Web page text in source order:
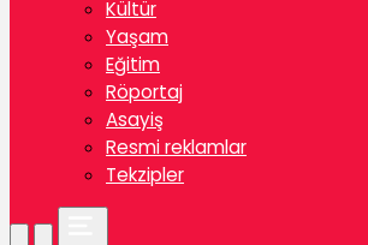
Kültür
Yaşam
Eğitim
Röportaj
Asayiş
Resmi reklamlar
Tekzipler